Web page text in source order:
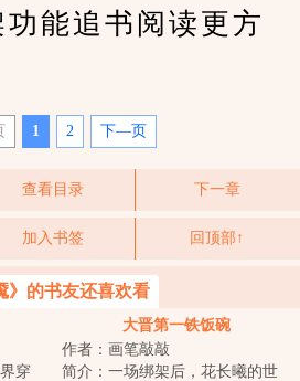
能追书阅读更方
1 2 下—页
查看目录 下一章
加入书签 回顶部↑
》的书友还喜欢看
穿
大晋第一铁饭碗
作者：画笔敲敲
简介：一场绑架后，花长曦的世